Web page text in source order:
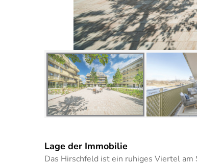
Lage der Immobilie
Das Hirschfeld ist ein ruhiges Viertel